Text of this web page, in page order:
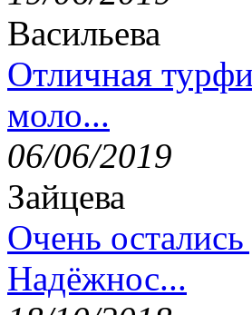
Васильева
Отличная
моло...
06/06/2019
Зайцева
Очень
Надёжнос...